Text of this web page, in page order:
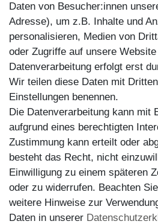
Reparaturservice
Zahlungsarten
Versand
Daten von Besucher:innen
Adresse), um z.B. Inhalte und
personalisieren, Medien von
oder Zugriffe auf unsere
Datenverarbeitung erfolgt erst
Wir teilen diese Daten mit
Einstellungen benennen.
Die Datenverarbeitung kann mit
aufgrund eines berechtigten
Zustimmung kann erteilt oder
besteht das Recht, nicht
Einwilligung zu einem späteren
oder zu widerrufen. Beachten
weitere Hinweise zur
Daten in unserer